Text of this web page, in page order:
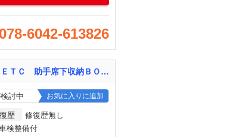
6042-613826
ハスラー Ｇ バックカメラ オートエアコン スマートキー プッシュスタート 運転席シートヒーター ＥＴＣ 助手席下収納ＢＯＸ 純正ホイール 運転席エアバッグ 助手席エアバッグ 盗難防止システム 衝突安全ボディ
討中 お気に入りに追加
歴
修復歴無し
検整備付